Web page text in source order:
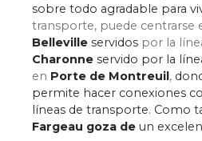
sobre todo agradable para
transporte, puede centrarse
Belleville servidos por la
Charonne servido por la
en Porte de Montreuil,
permite hacer conexiones
líneas de transporte. Como
Fargeau goza de un